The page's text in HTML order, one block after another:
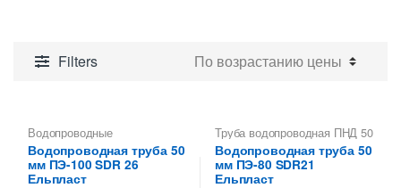
Filters
Водопроводные
полиэтиленовые трубы ,
Труба водопроводная ПНД 50
мм
Водопроводная труба 50
мм ПЭ-100 SDR 26
Ельпласт
Труба водопроводная ПНД 50
мм
Водопроводная труба 50
мм ПЭ-80 SDR21
Ельпласт